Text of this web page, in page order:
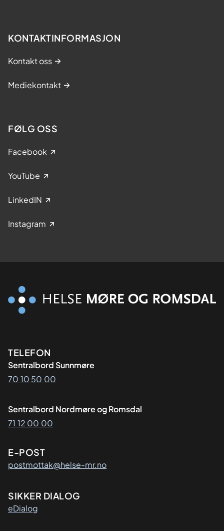
KONTAKTINFORMASJON
Kontakt oss
Mediekontakt
FØLG OSS
Facebook
YouTube
LinkedIN
Instagram
Kontaktinformasjon
TELEFON
Sentralbord Sunnmøre
70 10 50 00
Sentralbord Nordmøre og Romsdal
71 12 00 00
E-POST
postmottak@helse-mr.no
SIKKER DIALOG
eDialog